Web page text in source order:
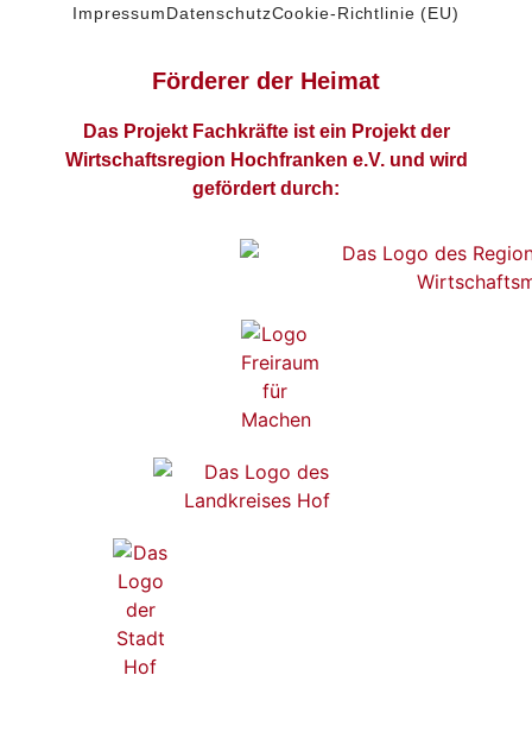
ImpressumDatenschutzCookie-Richtlinie (EU)
Förderer der Heimat
Das Projekt Fachkräfte ist ein Projekt der
Wirtschaftsregion Hochfranken e.V. und wird
gefördert durch: